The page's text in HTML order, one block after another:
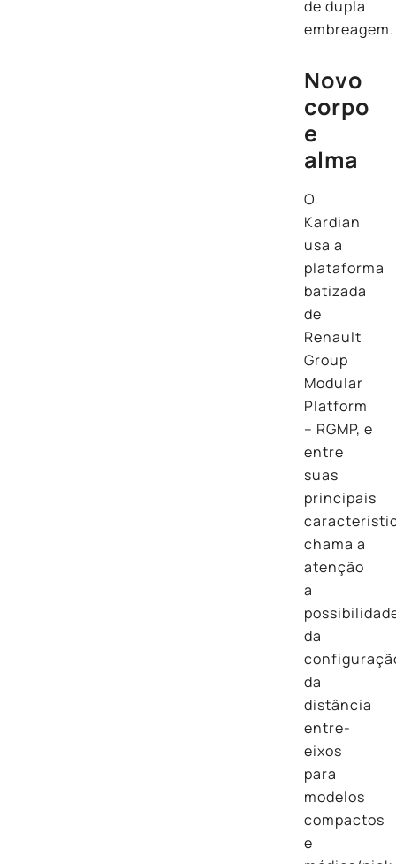
de dupla
embreagem.
Novo
corpo
e
alma
O
Kardian
usa a
plataforma
batizada
de
Renault
Group
Modular
Platform
– RGMP, e
entre
suas
principais
chama a
atenção
a
da
da
distância
entre-
eixos
para
modelos
compactos
e